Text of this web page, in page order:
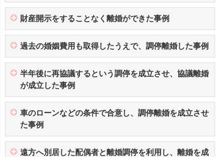
財産開示をすることなく離婚ができた事例
過去の婚姻費用も取得したうえで、調停離婚した事例
半年後に再協議するという調停を成立させ、協議離婚
が成立した事例
車のローンなどの条件で合意し、調停離婚を成立させ
た事例
遠方へ別居した配偶者と離婚調停を利用し、離婚を成